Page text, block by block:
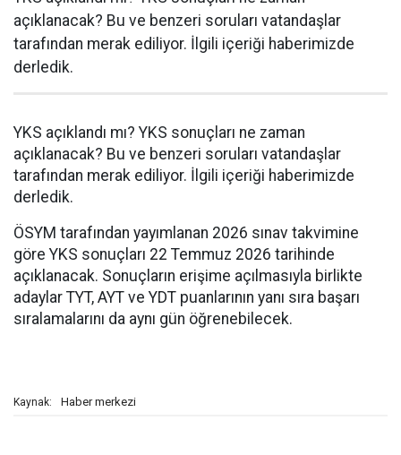
açıklanacak? Bu ve benzeri soruları vatandaşlar
tarafından merak ediliyor. İlgili içeriği haberimizde
derledik.
YKS açıklandı mı? YKS sonuçları ne zaman
açıklanacak? Bu ve benzeri soruları vatandaşlar
tarafından merak ediliyor. İlgili içeriği haberimizde
derledik.
ÖSYM tarafından yayımlanan 2026 sınav takvimine
göre YKS sonuçları 22 Temmuz 2026 tarihinde
açıklanacak. Sonuçların erişime açılmasıyla birlikte
adaylar TYT, AYT ve YDT puanlarının yanı sıra başarı
sıralamalarını da aynı gün öğrenebilecek.
Kaynak: Haber merkezi